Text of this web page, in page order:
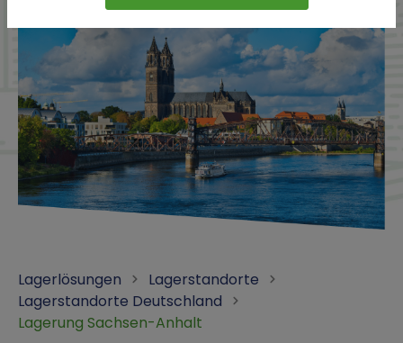
Lagerlösungen
Lagerstandorte
Lagerstandorte Deutschland
Lagerung Sachsen-Anhalt